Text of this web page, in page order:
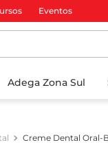
Eventos
Adega Zona Sul
Creme Dental Oral-